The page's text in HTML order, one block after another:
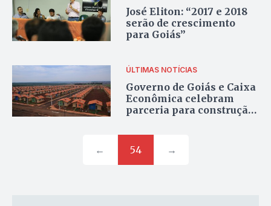
José Eliton: “2017 e 2018
serão de crescimento
para Goiás”
ÚLTIMAS NOTÍCIAS
Governo de Goiás e Caixa
Econômica celebram
parceria para construção
← 54 →